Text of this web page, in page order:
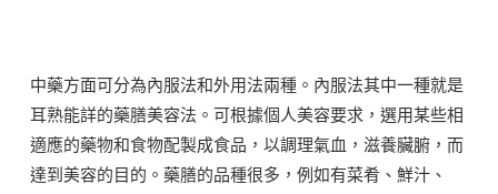
中藥方面可分為內服法和外用法兩種。內服法其中一種就是
耳熟能詳的藥膳美容法。可根據個人美容要求，選用某些相
適應的藥物和食物配製成食品，以調理氣血，滋養臟腑，而
達到美容的目的。藥膳的品種很多，例如有菜肴、鮮汁、